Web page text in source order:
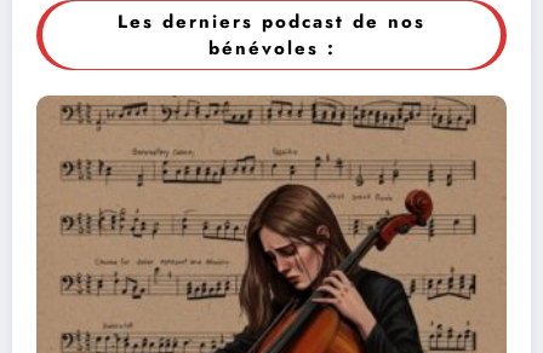
Les derniers podcast de nos
bénévoles :